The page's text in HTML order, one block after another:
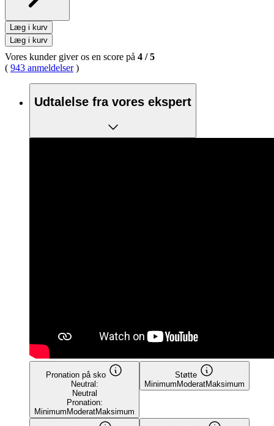
Læg i kurv
Læg i kurv
Vores kunder giver os en score på 4 /5
( 943 anmeldelser)
Udtalelse fra vores ekspert
Pronation på sko
Neutral:
Neutral
Pronation:
Minimum ModeratMaksimum
Støtte
Minimum ModeratMaksimum